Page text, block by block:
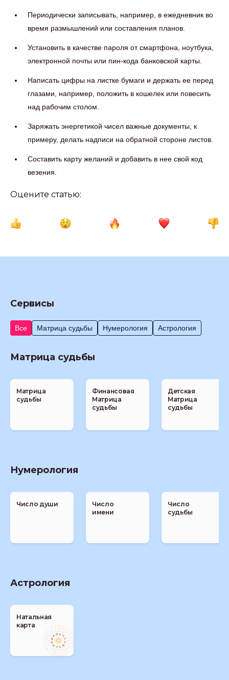
Периодически записывать, например, в ежедневник во
время размышлений или составления планов.
Установить в качестве пароля от смартфона, ноутбука,
электронной почты или пин-кода банковской карты.
Написать цифры на листке бумаги и держать ее перед
глазами, например, положить в кошелек или повесить
над рабочим столом.
Заряжать энергетикой чисел важные документы, к
примеру, делать надписи на обратной стороне листов.
Составить карту желаний и добавить в нее свой код
везения.
Оцените статью:
Сервисы
Все Матрица судьбы Нумерология Астрология
Матрица судьбы
Матрица
судьбы
Финансовая
Матрица
судьбы
Детская
Матрица
судьбы
Нумерология
Число души
Число
имени
Число
судьбы
Астрология
Натальная
карта